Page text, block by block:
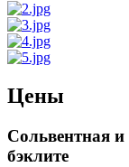
Цены
Сольвентная и
бэклите